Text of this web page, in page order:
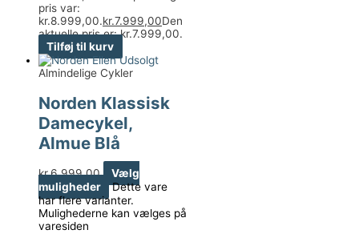
pris var:
kr.8.999,00.kr.7.999,00Den
aktuelle pris er: kr.7.999,00.
Tilføj til kurv
Udsolgt
Almindelige Cykler
Norden Klassisk
Damecykel,
Almue Blå
kr.6.999,00
Vælg
muligheder
Dette vare
har flere varianter.
Mulighederne kan vælges på
varesiden